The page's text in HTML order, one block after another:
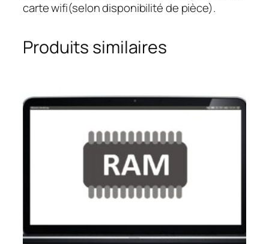
carte wifi(selon disponibilité de pièce).
Produits similaires